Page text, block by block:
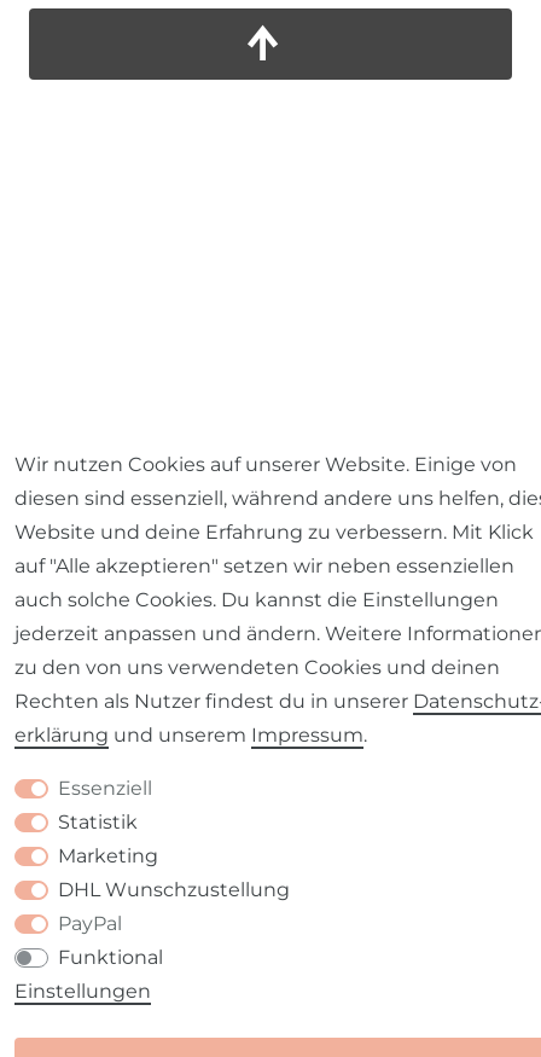
Wir nutzen Cookies auf unserer Website. Einige von
diesen sind essenziell, während andere uns helfen,
Website und deine Erfahrung zu verbessern. Mit Klick
auf "Alle akzeptieren" setzen wir neben essenziellen
auch solche Cookies. Du kannst die Einstellungen
jederzeit anpassen und ändern. Weitere
zu den von uns verwendeten Cookies und deinen
Rechten als Nutzer findest du in unserer
erklärung und unserem Impressum.
Essenziell
Statistik
Marketing
DHL Wunschzustellung
PayPal
Funktional
Einstellungen